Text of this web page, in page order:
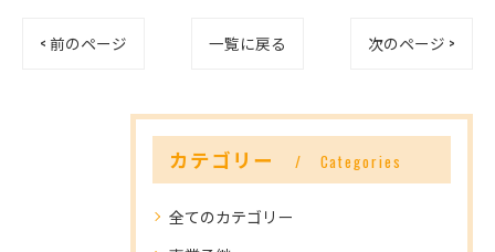
< 前のページ 一覧に戻る 次のページ >
カテゴリー Categories
全てのカテゴリー